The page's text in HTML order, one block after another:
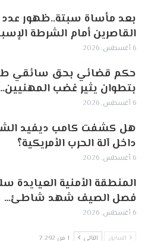
بعد مأساة سبتة..ظهور
القاصرين أمام الشرطة
6 أغسطس, 2026
حكم قضائي بحق سائقي
بتطوان يثير غضب
6 أغسطس, 2026
هل كشفت كامب ديفيد
داخل آلة الحرب الأمريكية؟
6 أغسطس, 2026
‏المنطقة الأمنية العيايدة
فصل الصيف شهد شاطئ…
6 أغسطس, 2026
السابق التالي 1 من 7٬292